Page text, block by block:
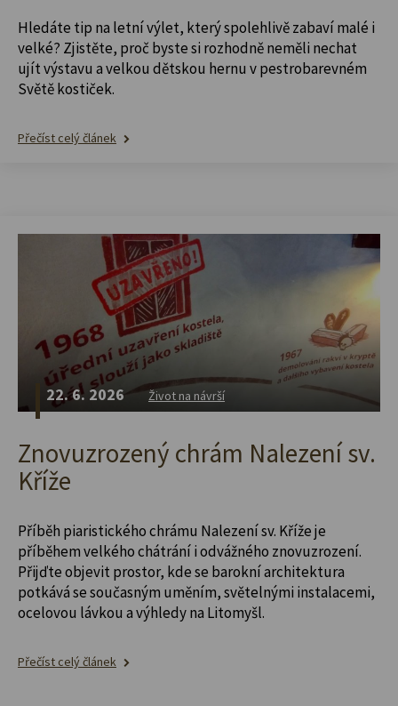
Hledáte tip na letní výlet, který spolehlivě zabaví malé i
velké? Zjistěte, proč byste si rozhodně neměli nechat
ujít výstavu a velkou dětskou hernu v pestrobarevném
Světě kostiček.
Přečíst celý článek
22. 6. 2026 Život na návrší
Znovuzrozený chrám Nalezení sv.
Kříže
Příběh piaristického chrámu Nalezení sv. Kříže je
příběhem velkého chátrání i odvážného znovuzrození.
Přijďte objevit prostor, kde se barokní architektura
potkává se současným uměním, světelnými instalacemi,
ocelovou lávkou a výhledy na Litomyšl.
Přečíst celý článek